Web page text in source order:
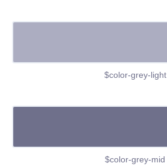
$color-grey-light
$color-grey-mid